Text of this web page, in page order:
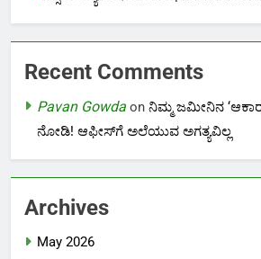
Recent Comments
Pavan Gowda on ನಿಮ್ಮ ಜಮೀನಿನ
ನೋಡಿ! ಆಫೀಸ್‌ಗೆ ಅಲೆಯುವ ಅಗತ್ಯವಿಲ್ಲ
Archives
May 2026